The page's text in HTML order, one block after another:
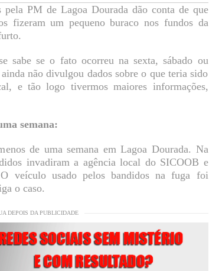
pela PM de Lagoa Dourada dão conta de que
fizeram um pequeno buraco nos fundos da
sabe se o fato ocorreu na sexta, sábado ou
não divulgou dados sobre o que teria sido
e tão logo tivermos maiores informações,
semana:
de uma semana em Lagoa Dourada. Na
invadiram a agência local do SICOOB e
veículo usado pelos bandidos na fuga foi
o caso.
DEPOIS DA PUBLICIDADE